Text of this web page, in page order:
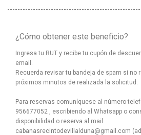
¿Cómo obtener este beneficio?
Ingresa tu RUT y recibe tu cupón de
email.
Recuerda revisar tu bandeja de spam si no
próximos minutos de realizada la solicitud.
Para reservas comuníquese al número
956677052 , escribiendo al Whatsapp o
disponibilidad o reserva al mail
cabanasrecintodevillalduna@gmail.com